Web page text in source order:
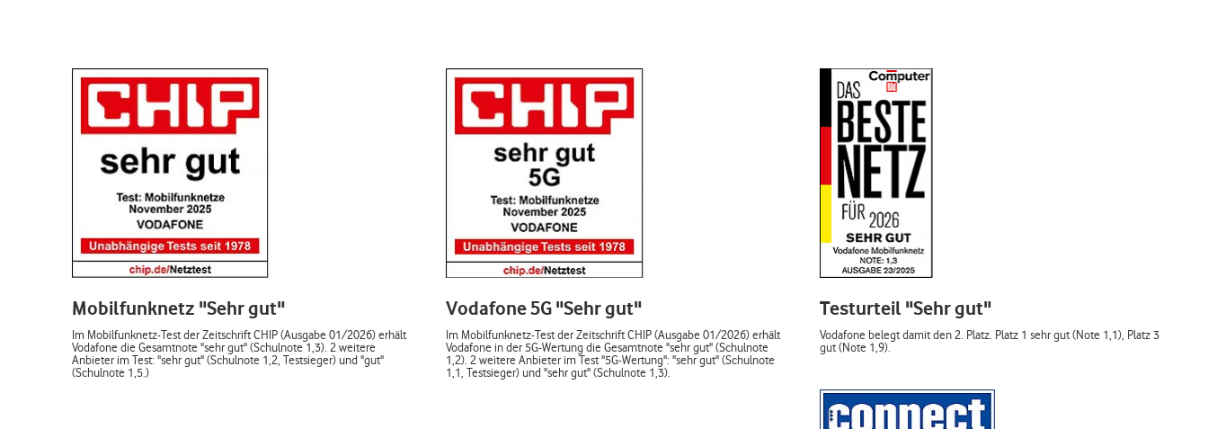
Mobilfunknetz "Sehr gut"
Im Mobilfunknetz-Test der Zeitschrift CHIP (Ausgabe 01/2026) erhält
Vodafone die Gesamtnote "sehr gut" (Schulnote 1,3). 2 weitere
Anbieter im Test: "sehr gut" (Schulnote 1,2, Testsieger) und "gut"
(Schulnote 1,5.)
Vodafone 5G "Sehr gut"
Im Mobilfunknetz-Test der Zeitschrift CHIP (Ausgabe 01/2026) erhält
Vodafone in der 5G-Wertung die Gesamtnote "sehr gut" (Schulnote
1,2). 2 weitere Anbieter im Test "5G-Wertung": "sehr gut" (Schulnote
1,1, Testsieger) und "sehr gut" (Schulnote 1,3).
Testurteil "Sehr gut"
Vodafone belegt damit den 2. Platz. Platz 1 sehr gut (Note 1,1), Platz 3
gut (Note 1,9).